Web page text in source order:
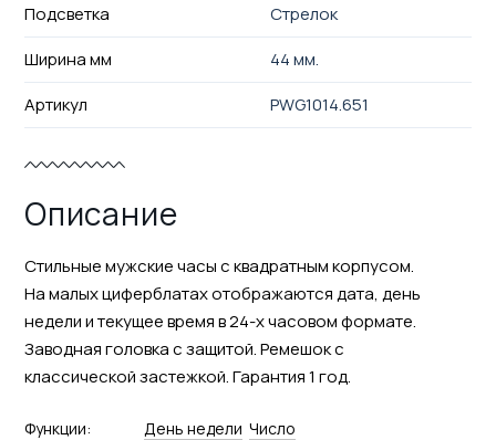
Подсветка
Стрелок
Ширина мм
44 мм.
Артикул
PWG1014.651
Описание
Стильные мужские часы с квадратным корпусом.
На малых циферблатах отображаются дата, день
недели и текущее время в 24-х часовом формате.
Заводная головка с защитой. Ремешок с
классической застежкой. Гарантия 1 год.
Функции: День недели Число